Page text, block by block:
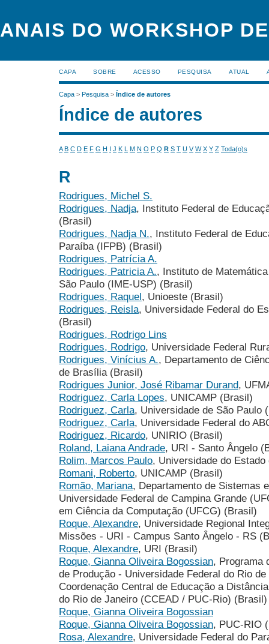
ANAIS DO WORKSHOP
CAPA SOBRE ACESSO PESQUISA ATUAL
Capa > Pesquisa > Índice de autores
Índice de autores
A B C D E F G H I J K L M N O P Q R S T U V W X Y Z Toda(o)s
R
Rodrigues, Michel S.
Rodrigues, Nadja, Instituto Federal de
(Brasil)
Rodrigues, Nadja N., Instituto Federal de
Paraíba (IFPB) (Brasil)
Rodrigues, Patrícia A.
Rodrigues, Patricia A., Instituto de
São Paulo (IME-USP) (Brasil)
Rodrigues, Raquel, Unioeste (Brasil)
Rodrigues, Reisla, Universidade Federal do
(Brasil)
Rodrigues, Rodrigo Lins
Rodrigues, Rodrigo, Universidade Federal
Rodrigues, Vinícius A., Departamento de
de Brasília (Brasil)
Rodrigues Junior, José Ribamar Durand,
Rodriguez, Carla Lopes, UNICAMP (Brasil)
Rodriguez, Carla, Universidade de São Paulo
Rodriguez, Carla, Universidade Federal do
Rodriguez, Ricardo, UNIRIO (Brasil)
Roland, Laiana Andrade, URI - Santo Ângelo
Rolim, Marcos Paulo, Universidade do
Romani, Roberto, UNICAMP (Brasil)
Romão, Mariana, Departamento de Sistemas
Universidade Federal de Campina Grande
em Ciência da Computação (UFCG) (Brasil)
Roque, Alexandre, Universidade Regional
Missões - URI - Campus Santo Ângelo - RS
Roque, Alexandre, URI (Brasil)
Roque, Gianna Oliveira Bogossian, Programa
de Produção - Universidade Federal do Rio
Coordenação Central de Educação a
do Rio de Janeiro (CCEAD / PUC-Rio) (Brasil)
Roque, Gianna Oliveira Bogossian
Roque, Gianna Oliveira Bogossian, PUC-RIO
Rosa, Alexandre, Universidade Federal do